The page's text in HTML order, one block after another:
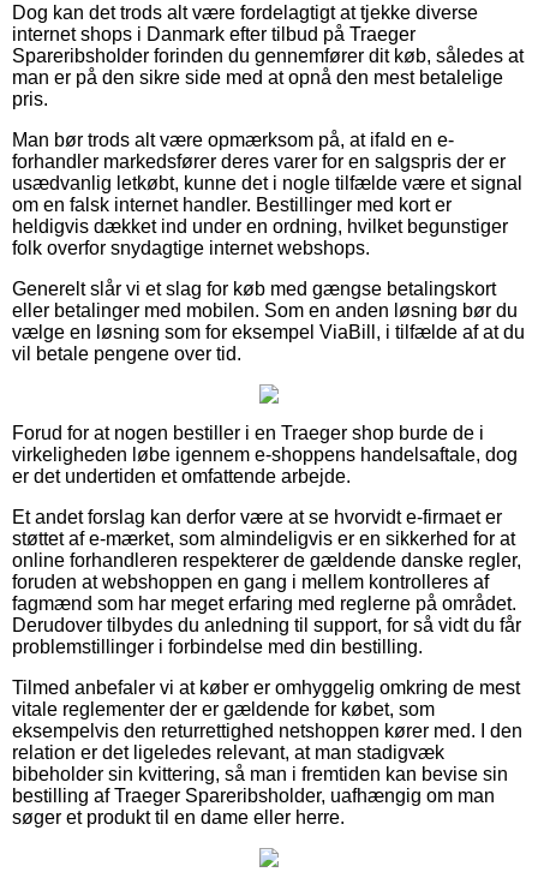
Dog kan det trods alt være fordelagtigt at tjekke diverse
internet shops i Danmark efter tilbud på Traeger
Spareribsholder forinden du gennemfører dit køb, således at
man er på den sikre side med at opnå den mest betalelige
pris.
Man bør trods alt være opmærksom på, at ifald en e-
forhandler markedsfører deres varer for en salgspris der er
usædvanlig letkøbt, kunne det i nogle tilfælde være et signal
om en falsk internet handler. Bestillinger med kort er
heldigvis dækket ind under en ordning, hvilket begunstiger
folk overfor snydagtige internet webshops.
Generelt slår vi et slag for køb med gængse betalingskort
eller betalinger med mobilen. Som en anden løsning bør du
vælge en løsning som for eksempel ViaBill, i tilfælde af at du
vil betale pengene over tid.
Forud for at nogen bestiller i en Traeger shop burde de i
virkeligheden løbe igennem e-shoppens handelsaftale, dog
er det undertiden et omfattende arbejde.
Et andet forslag kan derfor være at se hvorvidt e-firmaet er
støttet af e-mærket, som almindeligvis er en sikkerhed for at
online forhandleren respekterer de gældende danske regler,
foruden at webshoppen en gang i mellem kontrolleres af
fagmænd som har meget erfaring med reglerne på området.
Derudover tilbydes du anledning til support, for så vidt du får
problemstillinger i forbindelse med din bestilling.
Tilmed anbefaler vi at køber er omhyggelig omkring de mest
vitale reglementer der er gældende for købet, som
eksempelvis den returrettighed netshoppen kører med. I den
relation er det ligeledes relevant, at man stadigvæk
bibeholder sin kvittering, så man i fremtiden kan bevise sin
bestilling af Traeger Spareribsholder, uafhængig om man
søger et produkt til en dame eller herre.